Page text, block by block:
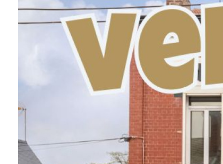
NOS
AVIS
CONTACT